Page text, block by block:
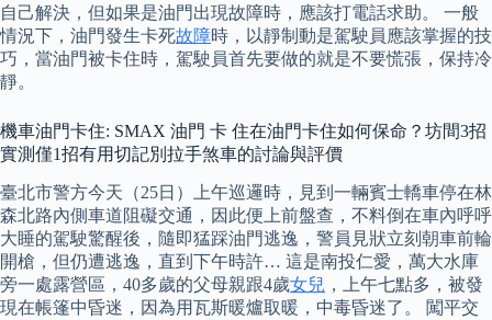
自己解決，但如果是油門出現故障時，應該打電話求助。 一般
情況下，油門發生卡死故障時，以靜制動是駕駛員應該掌握的技
巧，當油門被卡住時，駕駛員首先要做的就是不要慌張，保持冷
靜。
機車油門卡住: SMAX 油門 卡 住在油門卡住如何保命？坊間3招
實測僅1招有用切記別拉手煞車的討論與評價
臺北市警方今天（25日）上午巡邏時，見到一輛賓士轎車停在林
森北路內側車道阻礙交通，因此便上前盤查，不料倒在車內呼呼
大睡的駕駛驚醒後，隨即猛踩油門逃逸，警員見狀立刻朝車前輪
開槍，但仍遭逃逸，直到下午時許… 這是南投仁愛，萬大水庫
旁一處露營區，40多歲的父母親跟4歲女兒 ，上午七點多，被發
現在帳篷中昏迷，因為用瓦斯暖爐取暖，中毒昏迷了。 闖平交